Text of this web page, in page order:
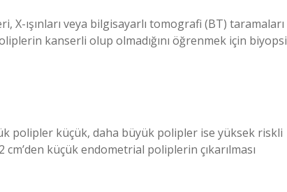
ışınları veya bilgisayarlı tomografi (BT) taramaları
kanserli olup olmadığını öğrenmek için biyopsi
polipler küçük, daha büyük polipler ise yüksek riskli
küçük endometrial poliplerin çıkarılması